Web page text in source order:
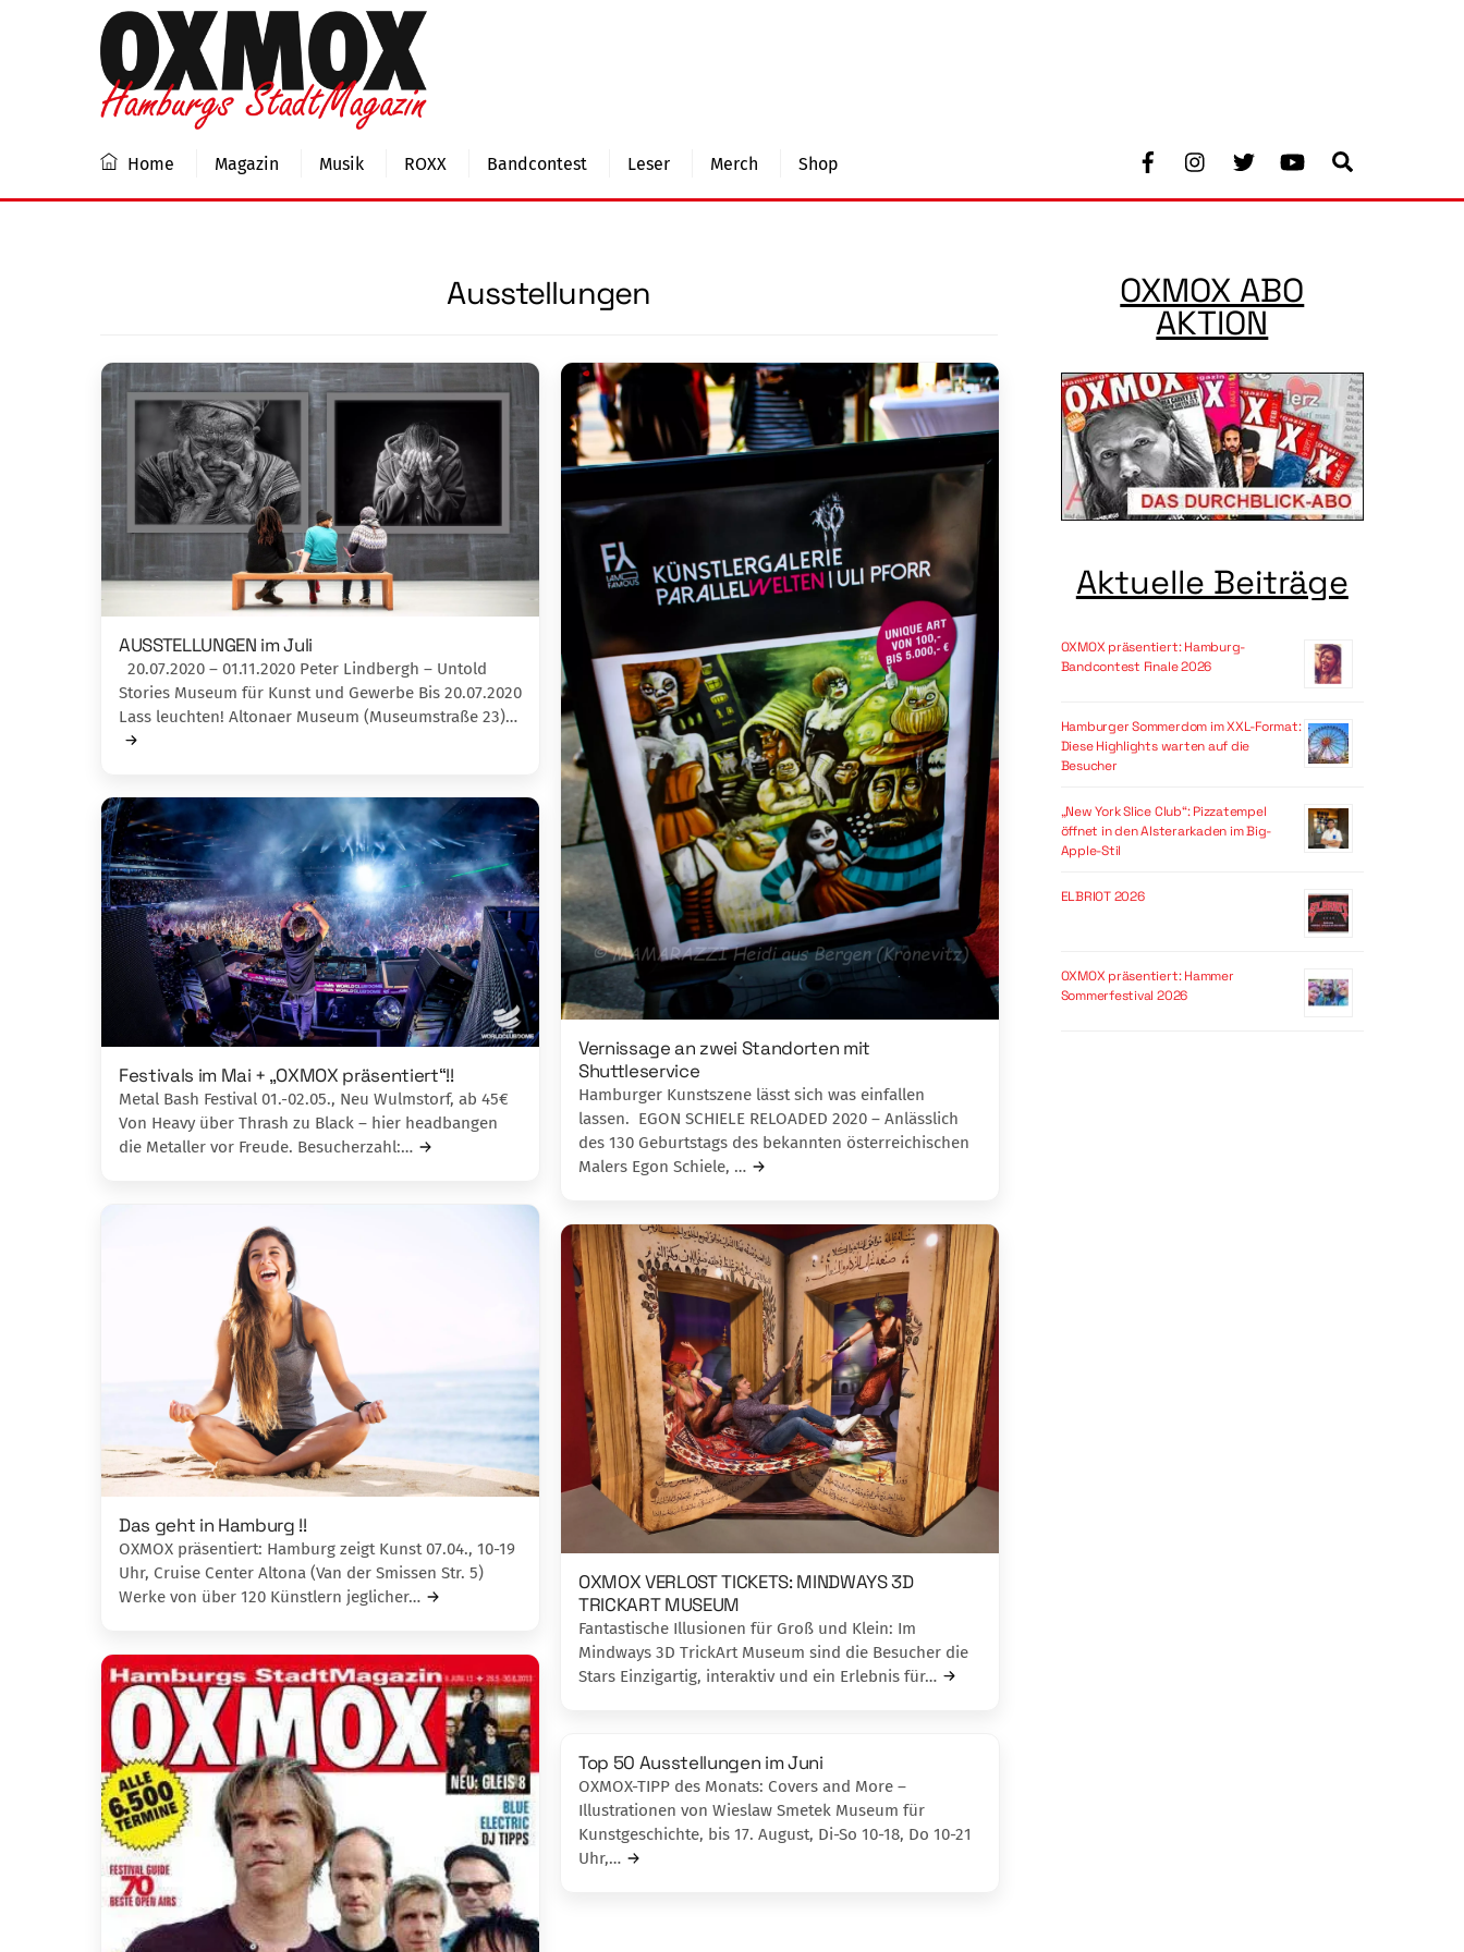
Facebook Youtube
Home Magazin Musik ROXX Bandcontest Leser Merch Shop
Ausstellungen
AUSSTELLUNGEN im Juli
20.07.2020 – 01.11.2020 Peter Lindbergh – Untold
Stories Museum für Kunst und Gewerbe Bis 20.07.2020
Lass leuchten! Altonaer Museum (Museumstraße 23)…
Vernissage an zwei Standorten mit
Shuttleservice
Hamburger Kunstszene lässt sich was einfallen
lassen. EGON SCHIELE RELOADED 2020 – Anlässlich
des 130 Geburtstags des bekannten österreichischen
Malers Egon Schiele, …
Festivals im Mai + „OXMOX präsentiert“!!
Metal Bash Festival 01.-02.05., Neu Wulmstorf, ab 45€
Von Heavy über Thrash zu Black – hier headbangen
die Metaller vor Freude. Besucherzahl:…
OXMOX VERLOST TICKETS: MINDWAYS 3D
TRICKART MUSEUM
Fantastische Illusionen für Groß und Klein: Im
Mindways 3D TrickArt Museum sind die Besucher die
Stars Einzigartig, interaktiv und ein Erlebnis für…
Das geht in Hamburg !!
OXMOX präsentiert: Hamburg zeigt Kunst 07.04., 10-19
Uhr, Cruise Center Altona (Van der Smissen Str. 5)
Werke von über 120 Künstlern jeglicher…
Top 50 Ausstellungen im Juni
OXMOX-TIPP des Monats: Covers and More –
Illustrationen von Wieslaw Smetek Museum für
Kunstgeschichte, bis 17. August, Di-So 10-18, Do 10-21
Uhr,…
OXMOX ABO
AKTION
Aktuelle Beiträge
OXMOX präsentiert: Hamburg-
Bandcontest Finale 2026
Hamburger Sommerdom im XXL-Format:
Diese Highlights warten auf die
Besucher
„New York Slice Club“: Pizzatempel
öffnet in den Alsterarkaden im Big-
Apple-Stil
ELBRIOT 2026
OXMOX präsentiert: Hammer
Sommerfestival 2026